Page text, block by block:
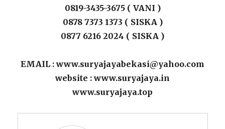
0819-3435-3675 ( VANI )
0878 7373 1373 ( SISKA )
0877 6216 2024 ( SISKA )
EMAIL : www.suryajayabekasi@yahoo.com
website : www.suryajaya.in
www.suryajaya.top